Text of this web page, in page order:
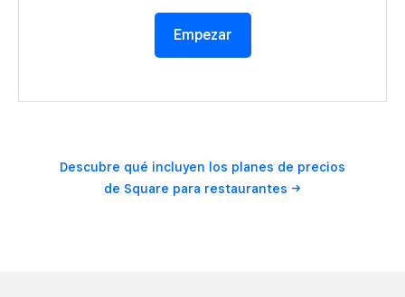
Empezar
Descubre qué incluyen los planes de precios
de Square para restaurantes